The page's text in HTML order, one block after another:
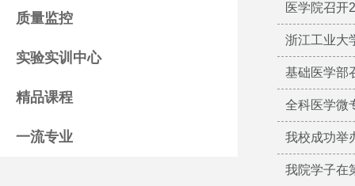
质量监控
实验实训中心
精品课程
一流专业
医学院召开
浙江工业大
基础医学部
全科医学微
我校成功举
我院学子在